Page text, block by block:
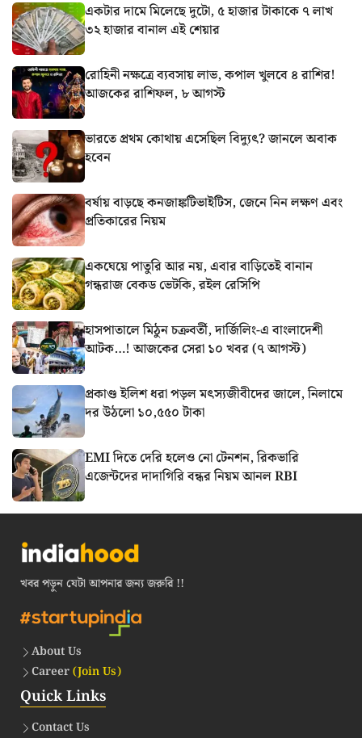
একটার দামে মিলেছে দুটো, ৫ হাজার টাকাকে ৭ লাখ
৩২ হাজার বানাল এই শেয়ার
রোহিনী নক্ষত্রে ব্যবসায় লাভ, কপাল খুলবে ৪ রাশির!
আজকের রাশিফল, ৮ আগস্ট
ভারতে প্রথম কোথায় এসেছিল বিদ্যুৎ? জানলে অবাক
হবেন
বর্ষায় বাড়ছে কনজাঙ্কটিভাইটিস, জেনে নিন লক্ষণ এবং
প্রতিকারের নিয়ম
একঘেয়ে পাতুরি আর নয়, এবার বাড়িতেই বানান
গন্ধরাজ বেকড ভেটকি, রইল রেসিপি
হাসপাতালে মিঠুন চক্রবর্তী, দার্জিলিং-এ বাংলাদেশী
আটক…! আজকের সেরা ১০ খবর (৭ আগস্ট)
প্রকাণ্ড ইলিশ ধরা পড়ল মৎস্যজীবীদের জালে, নিলামে
দর উঠলো ১০,৫৫০ টাকা
EMI দিতে দেরি হলেও নো টেনশন, রিকভারি
এজেন্টদের দাদাগিরি বন্ধর নিয়ম আনল RBI
খবর পড়ুন যেটা আপনার জন্য জরুরি !!
About Us
Career(Join Us)
Quick Links
Contact Us